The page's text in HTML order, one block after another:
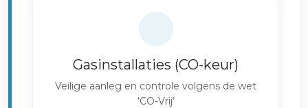
Gasinstallaties (CO-keur)
Veilige aanleg en controle volgens de wet
‘CO-Vrij’